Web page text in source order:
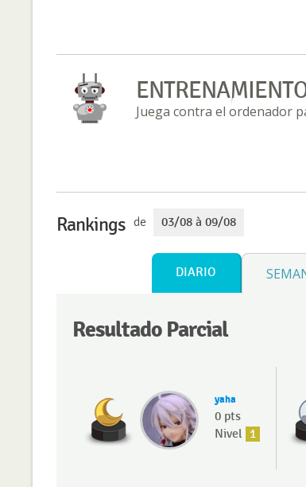
Juega contra el ordenador
Rankings de 03/08 à 09/08
DIARIO
Resultado Parcial
yaha
0 pts
Nivel 1